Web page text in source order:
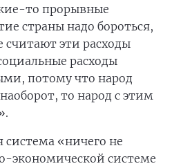
то прорывные
страны надо бороться,
считают эти расходы
расходы
потому что народ
то народ с этим
система «ничего не
экономической системе